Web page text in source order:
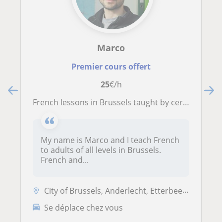
Marco
Premier cours offert
25€/h
French lessons in Brussels taught by certified native teacher. One-to-one and group sessions
My name is Marco and I teach French
to adults of all levels in Brussels.
French and...
City of Brussels, Anderlecht, Etterbeek, Ixelles, Sint-Gillis, Sint-Ja...
Se déplace chez vous